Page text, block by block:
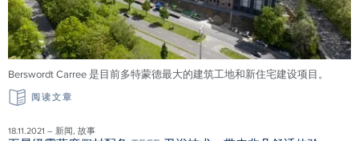
Berswordt Carree 是目前多特蒙德最大的建筑工地和新住宅建设项目。
阅读文章
18.11.2021 – 新闻, 故事